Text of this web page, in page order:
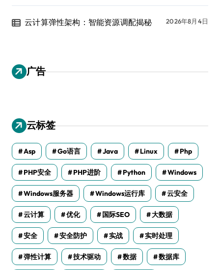
云计算弹性架构：智能资源调配揭秘 2026年8月4日
广告
云标签
Asp Go语言 Java Linux Php
PHP安全 PHP进阶 Python Windows
Windows服务器 Windows运行库 云安全
云计算 优化 国际SEO 大数据
安全 安全防护 实战 实时处理
弹性计算 技术驱动 数据 数据库